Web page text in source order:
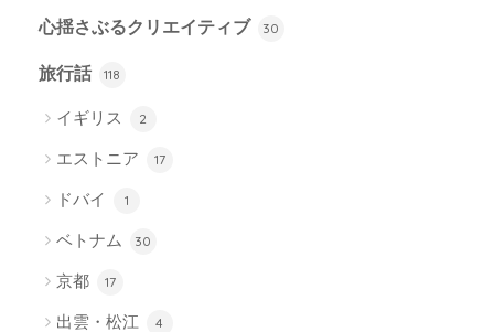
心揺さぶるクリエイティブ 30
旅行話 118
イギリス 2
エストニア 17
ドバイ 1
ベトナム 30
京都 17
出雲・松江 4